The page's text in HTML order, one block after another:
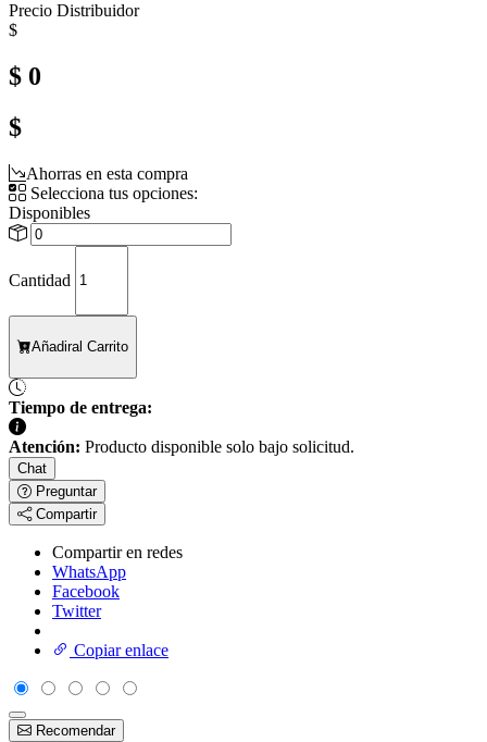
Precio Distribuidor
$
$ 0
$
Ahorras en esta compra
Selecciona tus opciones:
Disponibles
Cantidad
Añadiral Carrito
Tiempo de entrega:
Atención: Producto disponible solo bajo solicitud.
Chat
Preguntar
Compartir
Compartir en redes
WhatsApp
Facebook
Twitter
Copiar enlace
Recomendar